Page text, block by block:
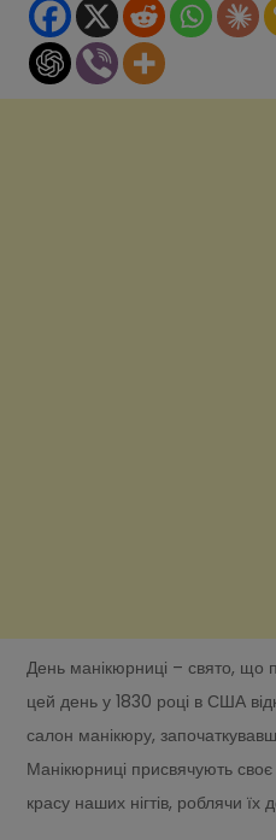
День манікюрниці – свято, що
цей день у 1830 році в США
салон манікюру,
Манікюрниці присвячують
красу наших нігтів, роблячи